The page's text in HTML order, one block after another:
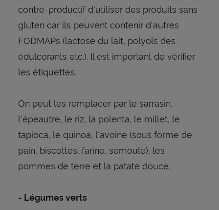
contre-productif d'utiliser des produits sans
gluten car ils peuvent contenir d'autres
FODMAPs (lactose du lait, polyols des
édulcorants etc.). Il est important de vérifier
les étiquettes.
On peut les remplacer par le sarrasin,
l'épeautre, le riz, la polenta, le millet, le
tapioca, le quinoa, l'avoine (sous forme de
pain, biscottes, farine, semoule), les
pommes de terre et la patate douce.
- Légumes verts